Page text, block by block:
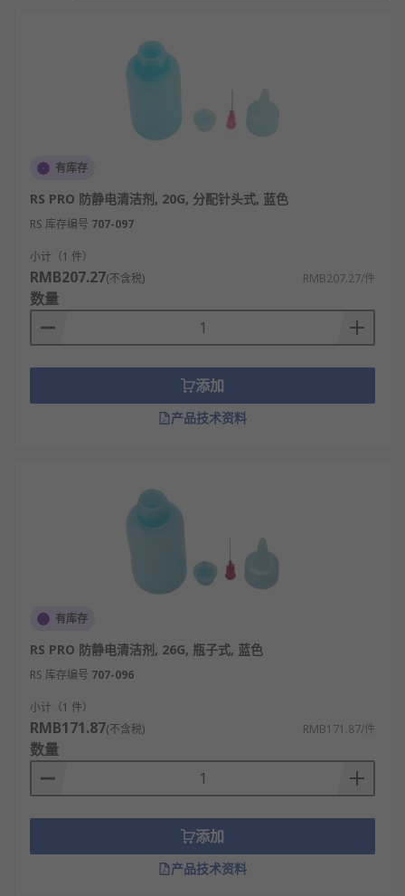
Luer 锁、螺纹接口），确保安装牢固、无漏胶。
现功能：点胶设备产生的压力将流体推入针头，针管
引导流体稳定流动，避免紊流导致胶量不均；针尖的
口径大小与形状决定出胶量与胶点形态（如小口径针
头出胶量少，适配微型元件点胶），最终将流体精准
滴注或涂抹在目标位置（如电路板元器件固定、饰品
粘合成型）。
不同场景下的点胶针头适配性强：电子行业用超细不
锈钢针头（口径 0.1-0.5mm），适配芯片、传感器等
微型元件的精密点胶；汽车行业用大口径耐磨针头，
输送高粘度胶水（如密封胶）；医疗器械用食品级塑
料针头，避免流体污染，确保点胶工艺既精准又贴合
场景需求。
点胶针头的工作原理
口稳定流向针尖，避免流体外溢或扩散，保障
压力传导助推原理：点胶设备产生的压力通过
针管传递至流体，推动流体沿针管内壁流动，
压力大小可调节，适配不同粘度流体的输送需
求（如高粘度胶需更大压力）。
内壁光滑减阻原理：针管内壁经过精密抛光处
理，表面光滑，减少流体流动时的摩擦阻力，
稳定。
针尖口径控量原理：针尖口径大小直接决定出
胶量，小口径（如 0.1-0.5mm）针头出胶量
少，适配微型元件点胶；大口径针头出胶量
针尖形状定形原理：尖嘴针尖出胶集中，形成
细小胶点，适配精密点胶（如芯片固定）；斜
有库存
RS PRO 防静电清洁剂, 20G, 分配针头式, 蓝色
RS 库存编号 707-097
小计（1 件）
RMB207.27(不含税) RMB207.27/件
数量
添加
产品技术资料
有库存
RS PRO 防静电清洁剂, 26G, 瓶子式, 蓝色
RS 库存编号 707-096
小计（1 件）
RMB171.87(不含税) RMB171.87/件
数量
添加
产品技术资料